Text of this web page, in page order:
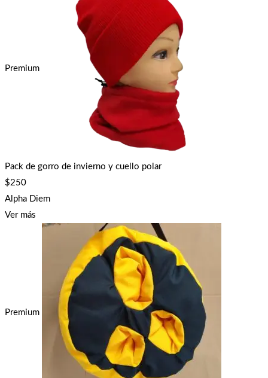
Premium
Pack de gorro de invierno y cuello polar
$250
Alpha Diem
Ver más
Premium